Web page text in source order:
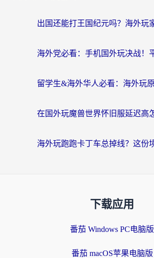
下载应用
番茄 Windows PC电脑版
番茄 macOS苹果电脑版